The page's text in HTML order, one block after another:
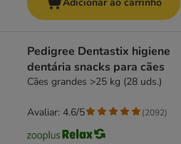
Pedigree Dentastix higiene
dentária snacks para cães
Cães grandes >25 kg (28 uds.)
Avaliar: 4.6/5 (2092)